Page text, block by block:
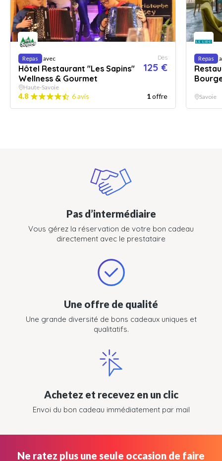
Repas avec
Hôtel Restaurant "Les Sapins"
Wellness & Gourmet
Dès
125 €
Haute-Savoie
4.8 6 avis 1offre
Repas
Savoie
Pas d’intermédiaire
Vous gérez la réservation de votre bon cadeau
directement avec le prestataire
Une offre de qualité
Une grande diversité de bons cadeaux uniques et
qualitatifs.
Achetez et recevez en un clic
Envoi du bon cadeau immédiatement par mail
Ne ratez plus une seule occasion de faire